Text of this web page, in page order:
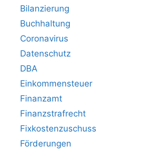
Bilanzierung
Buchhaltung
Coronavirus
Datenschutz
DBA
Einkommensteuer
Finanzamt
Finanzstrafrecht
Fixkostenzuschuss
Förderungen